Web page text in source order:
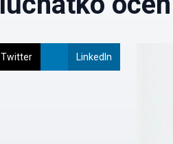
Twitter LinkedIn